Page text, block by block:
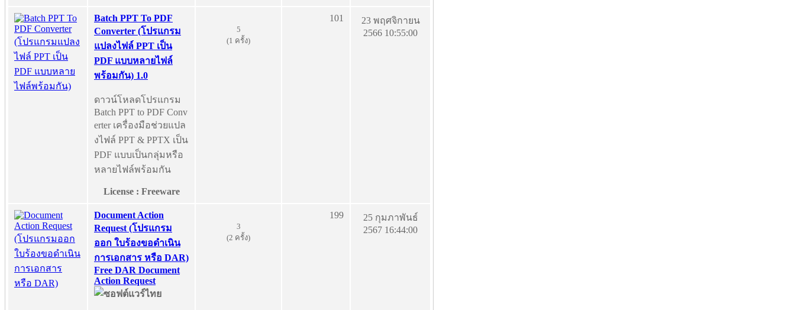
Batch PPT To PDF
Converter (โปรแกรม
แปลงไฟล์ PPT เป็น
PDF แบบหลายไฟล์
พร้อมกัน) 1.0
ดาวน์โหลดโปรแกรม
Batch PPT to PDF Conv
erter เครื่องมือช่วยแปล
งไฟล์ PPT & PPTX เป็น
PDF แบบเป็นกลุ่มหรือ
หลายไฟล์พร้อมกัน
License : Freeware
5
(1 ครั้ง)
101
23 พฤศจิกายน
2566 10:55:00
Document Action
Request (โปรแกรม
ออก ใบร้องขอดำเนิน
การเอกสาร หรือ DAR)
Free DAR Document
Action Request
3
(2 ครั้ง)
199
25 กุมภาพันธ์
2567 16:44:00